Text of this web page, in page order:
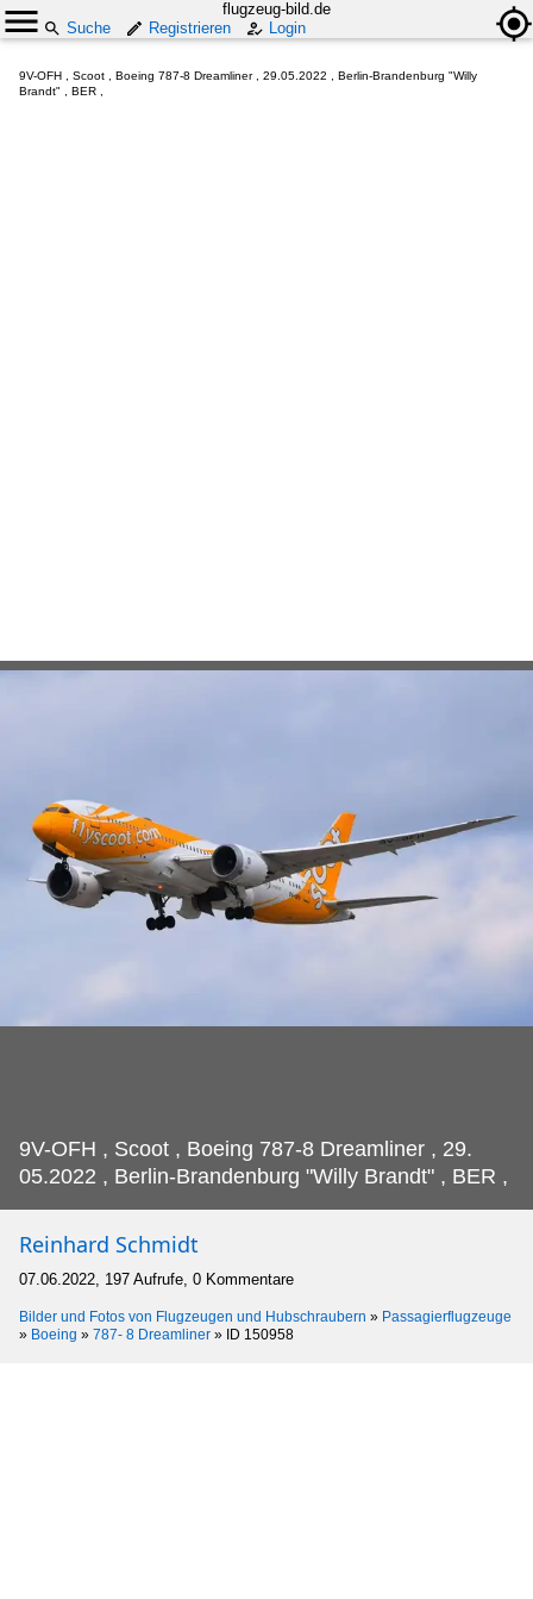
flugzeug-bild.de
Suche
Registrieren Login
9V-OFH , Scoot , Boeing 787-8 Dreamliner , 29.05.2022 , Berlin-Brandenburg "Willy
Brandt" , BER ,
9V-OFH , Scoot , Boeing 787-8 Dreamliner , 29.
05.2022 , Berlin-Brandenburg "Willy Brandt" , BER ,
Reinhard Schmidt
07.06.2022, 197 Aufrufe, 0 Kommentare
Bilder und Fotos von Flugzeugen und Hubschraubern » Passagierflugzeuge
» Boeing » 787- 8 Dreamliner » ID 150958